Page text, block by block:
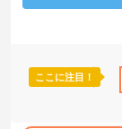
日以上 資格取
ここに注目！